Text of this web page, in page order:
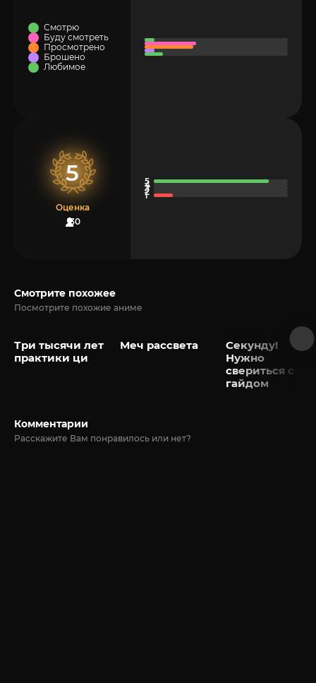
Смотрю
Буду смотреть
Просмотрено
Брошено
Любимое
5
Оценка
30
Смотрите похожее
Посмотрите похожие аниме
Три тысячи лет
практики ци
Меч рассвета
Секунду!
Нужно
свериться с
гайдом
Комментарии
Расскажите Вам понравилось или нет?